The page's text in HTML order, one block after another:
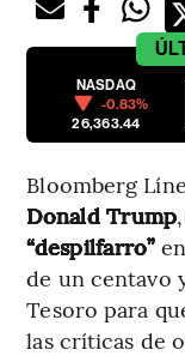
NASDAQ
-0.83%
26,363.44
Bloomberg
Donald Trump
“despilfarro”
de un centavo
Tesoro para
las críticas de